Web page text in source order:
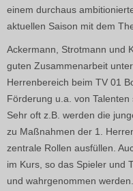
einem durchaus
aktuellen Saison mit dem
Ackermann, Strotmann und
guten Zusammenarbeit
Herrenbereich beim TV 01
Förderung u.a. von
Sehr oft z.B. werden die
zu Maßnahmen der 1.
zentrale Rollen ausfüllen.
im Kurs, so das Spieler und
und wahrgenommen